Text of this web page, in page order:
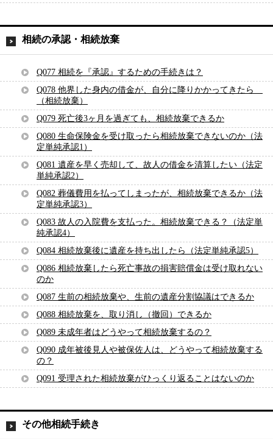
相続の承認・相続放棄
Q077 相続を『承認』するための手続きは？
Q078 他界した身内の借金が、自分に降りかかってきたら
（相続放棄）
Q079 死亡後3ヶ月を過ぎても、相続放棄できるか
Q080 生命保険金を受け取ったら相続放棄できないのか（法
定単純承認1）
Q081 遺産を早く売却して、故人の借金を清算したい（法定
単純承認2）
Q082 葬儀費用を払ってしまったが、相続放棄できるか（法
定単純承認3）
Q083 故人の入院費を支払った。相続放棄できる？（法定単
純承認4）
Q084 相続放棄後に遺産を持ち出したら（法定単純承認5）
Q086 相続放棄したら死亡事故の損害賠償金は受け取れない
のか
Q087 生前の相続放棄や、生前の遺産分割協議はできるか
Q088 相続放棄を、取り消し（撤回）できるか
Q089 未成年者はどうやって相続放棄するの？
Q090 成年被後見人や被保佐人は、どうやって相続放棄する
の？
Q091 受理された相続放棄がひっくり返ることはないのか
その他相続手続き